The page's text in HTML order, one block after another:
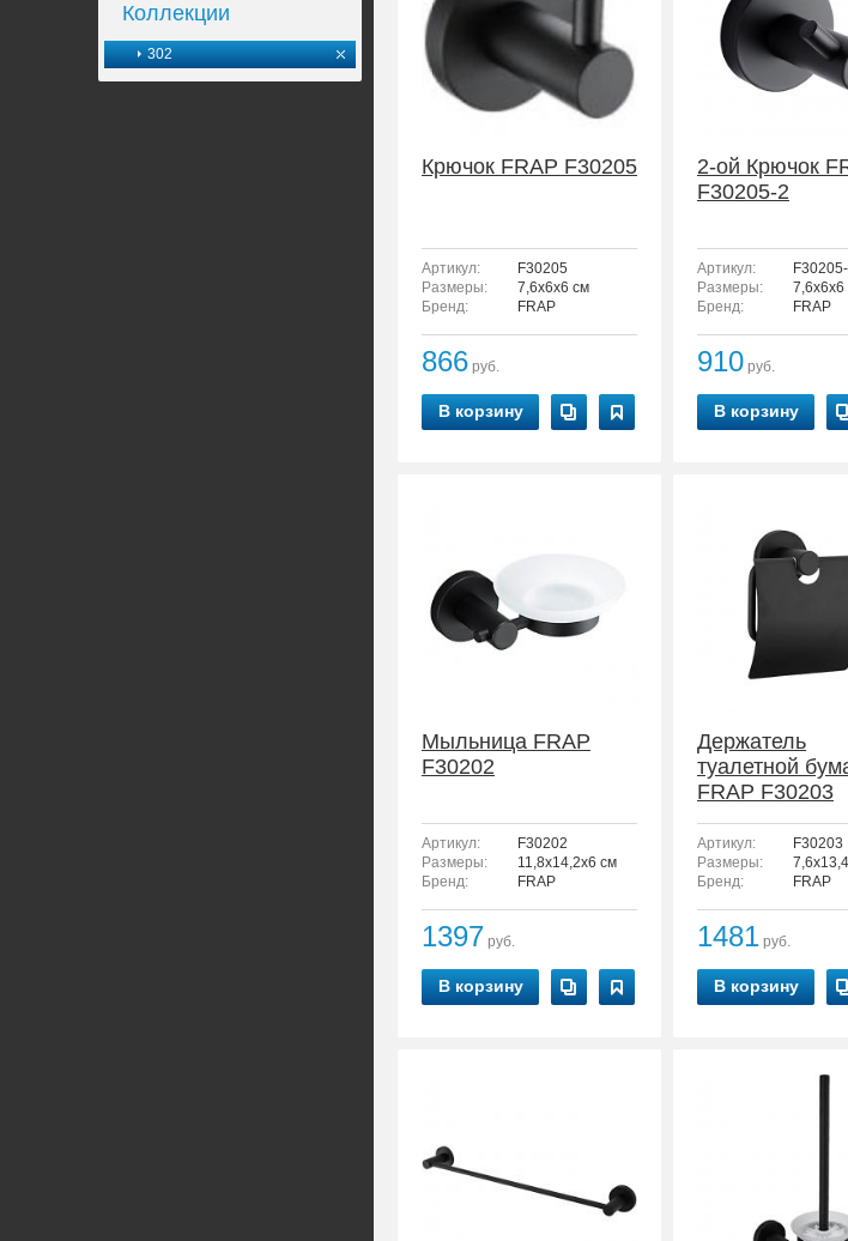
Коллекции
302
Крючок FRAP F30205
Артикул:
F30205
Размеры:
7,6x6x6 см
Бренд:
FRAP
866 руб.
В корзину
2-ой Крючок
F30205-2
Артикул:
Размеры:
Бренд:
FRAP
910 руб.
В корзину
Мыльница FRAP
F30202
Артикул:
F30202
Размеры:
11,8x14,2x6 см
Бренд:
FRAP
1397 руб.
В корзину
Держатель
туалетной
FRAP F30203
Артикул:
F30203
Размеры:
Бренд:
FRAP
1481 руб.
В корзину